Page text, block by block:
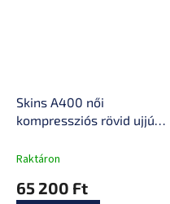
Skins A400 női
kompressziós rövid ujjú
Raktáron
65 200 Ft